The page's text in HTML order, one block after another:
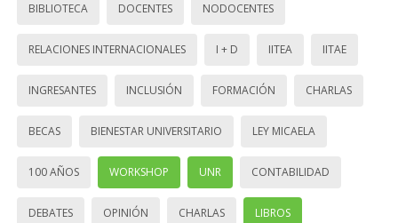
BIBLIOTECA DOCENTES NODOCENTES
RELACIONES INTERNACIONALES I + D IITEA IITAE
INGRESANTES INCLUSIÓN FORMACIÓN CHARLAS
BECAS BIENESTAR UNIVERSITARIO LEY MICAELA
100 AÑOS WORKSHOP UNR CONTABILIDAD
DEBATES OPINIÓN CHARLAS LIBROS